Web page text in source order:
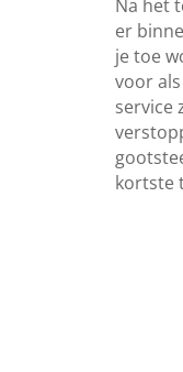
Na het
er
je toe
voor
service
kortste